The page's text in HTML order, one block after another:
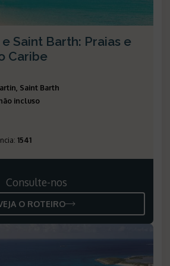
Saint Barth: Praias e
Caribe
Saint Barth
incluso
: 1541
Consulte-nos
O ROTEIRO